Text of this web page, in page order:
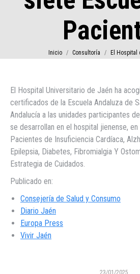
Estás aquí:
Inicio Consultoría El Hospital
El Hospital Universitario de Jaén ha
certificados de la Escuela Andaluza de
Andalucía a las unidades participantes
se desarrollan en el hospital jienense,
Pacientes de Insuficiencia Cardíaca,
Epilepsia, Diabetes, Fibromialgia Y
Estrategia de Cuidados.
Publicado en:
Consejería de Salud y Consumo
Diario Jaén
Europa Press
Vivir Jaén
23/01/2025